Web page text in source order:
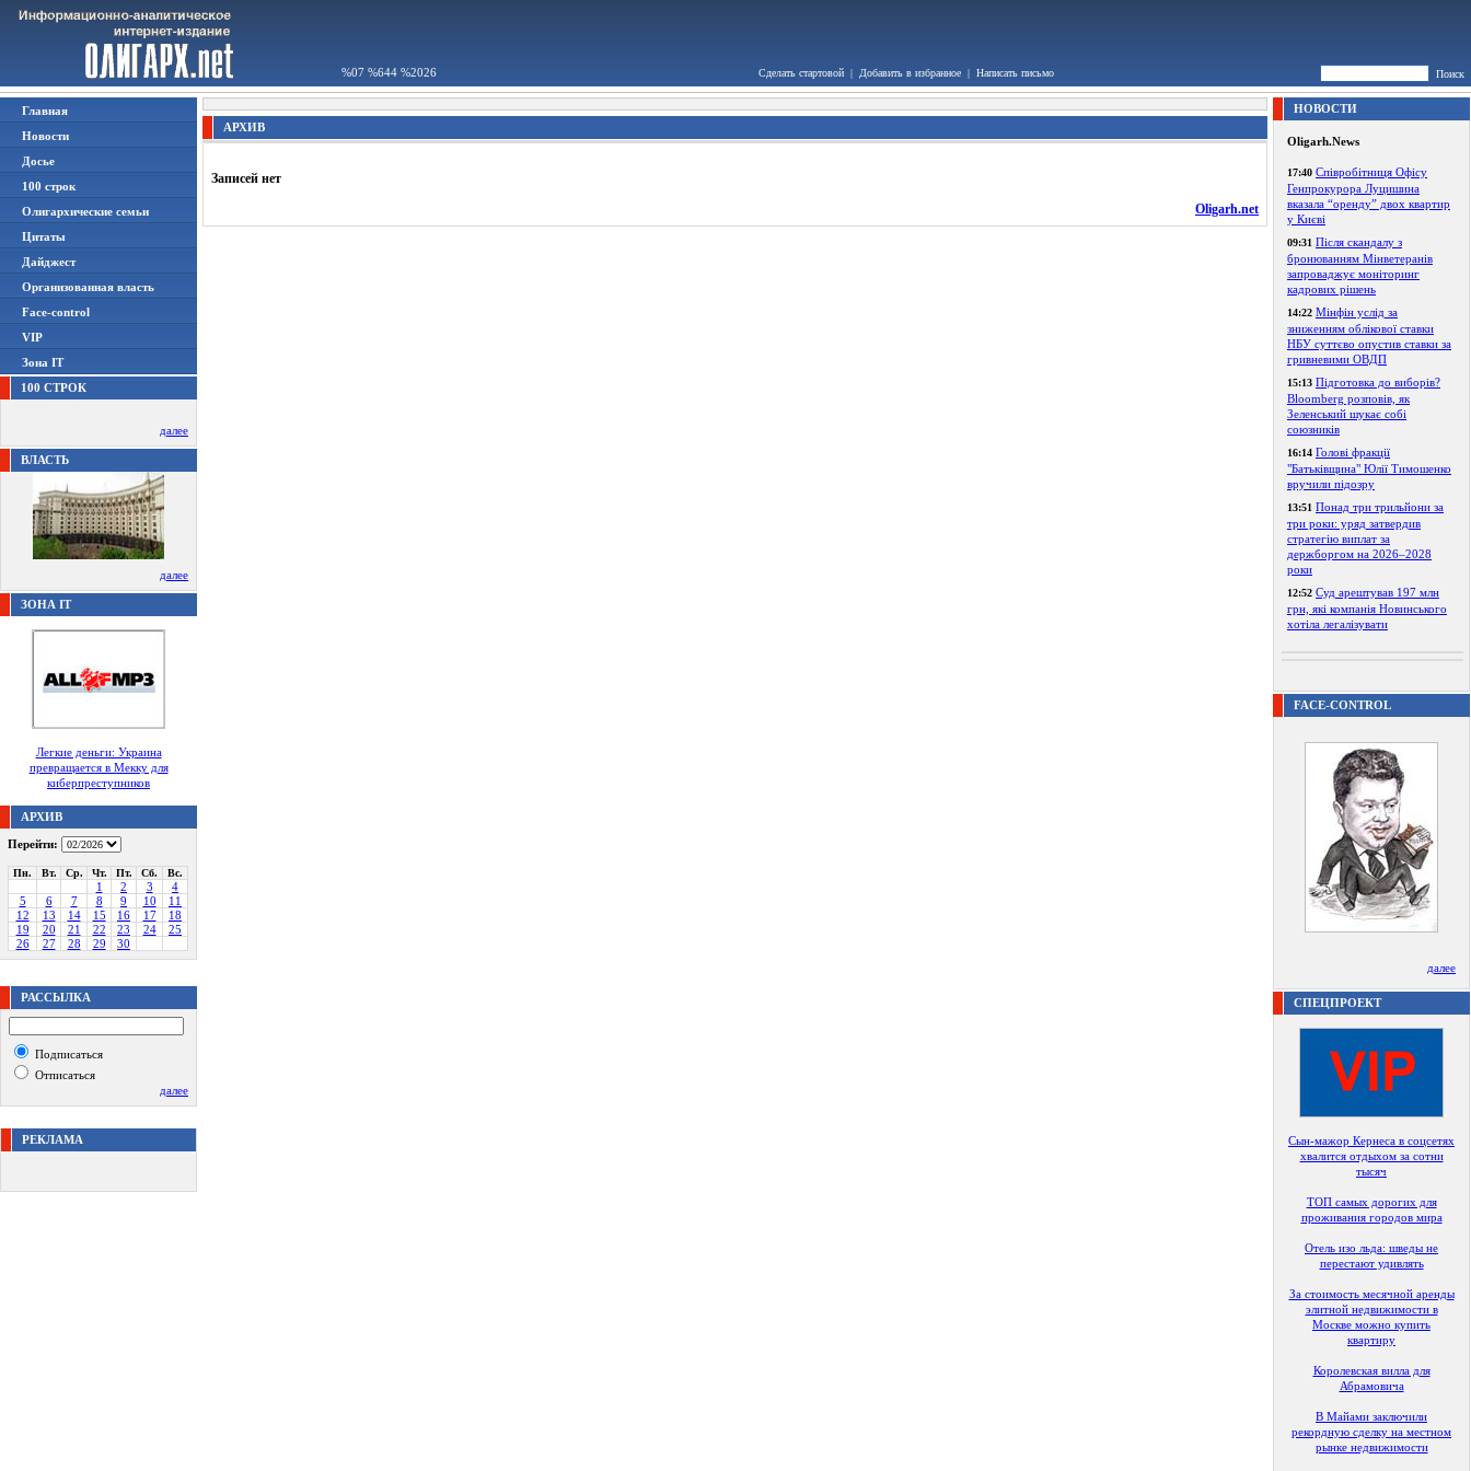
%07 %644 %2026 Сделать стартовой | Добавить в избранное | Написать письмо Поиск
Главная
Новости
Досье
100 строк
Олигархические семьи
Цитаты
Дайджест
Организованная власть
Face-control
VIP
Зона IT
100 СТРОК
далее
ВЛАСТЬ
далее
ЗОНА IT
Легкие деньги: Украина
превращается в Мекку для
киберпреступников
АРХИВ
Перейти:
Пн. Вт. Ср. Чт. Пт. Сб. Вс.
1 2 3
4
5
6 7 8 9 10
11
12
13 14 15 16 17
18
19
20 21 22 23 24
25
26
27 28 29 30
РАССЫЛКА
Подписаться
Отписаться
далее
РЕКЛАМА
АРХИВ
Записей нет
Oligarh.net
НОВОСТИ
Oligarh.News
17:40 Співробітниця Офісу
Генпрокурора Луцишина
вказала “оренду” двох квартир
у Києві
09:31 Після скандалу з
бронюванням Мінветеранів
запроваджує моніторинг
кадрових рішень
14:22 Мінфін услід за
зниженням облікової ставки
НБУ суттєво опустив ставки за
гривневими ОВДП
15:13 Підготовка до виборів?
Bloomberg розповів, як
Зеленський шукає собі
союзників
16:14 Голові фракції
"Батьківщина" Юлії Тимошенко
вручили підозру
13:51 Понад три трильйони за
три роки: уряд затвердив
стратегію виплат за
держборгом на 2026–2028
роки
12:52 Суд арештував 197 млн
грн, які компанія Новинського
хотіла легалізувати
FACE-CONTROL
далее
СПЕЦПРОЕКТ
Сын-мажор Кернеса в соцсетях
хвалится отдыхом за сотни
тысяч
ТОП самых дорогих для
проживания городов мира
Отель изо льда: шведы не
перестают удивлять
За стоимость месячной аренды
элитной недвижимости в
Москве можно купить
квартиру
Королевская вилла для
Абрамовича
В Майами заключили
рекордную сделку на местном
рынке недвижимости